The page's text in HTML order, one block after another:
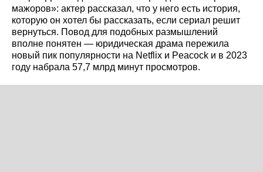
мажоров»: актер рассказал, что у него есть история,
которую он хотел бы рассказать, если сериал решит
вернуться. Повод для подобных размышлений
вполне понятен — юридическая драма пережила
новый пик популярности на Netflix и Peacock и в 2023
году набрала 57,7 млрд минут просмотров.